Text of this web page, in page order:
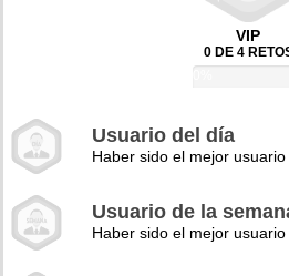
VIP
0 DE 4
Usuario del día
Haber sido el mejor
Usuario de la
Haber sido el mejor